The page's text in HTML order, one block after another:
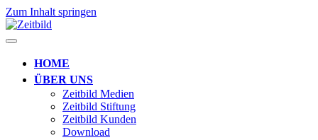
Zum Inhalt springen
HOME
ÜBER UNS
Zeitbild Medien
Zeitbild Stiftung
Zeitbild Kunden
Download